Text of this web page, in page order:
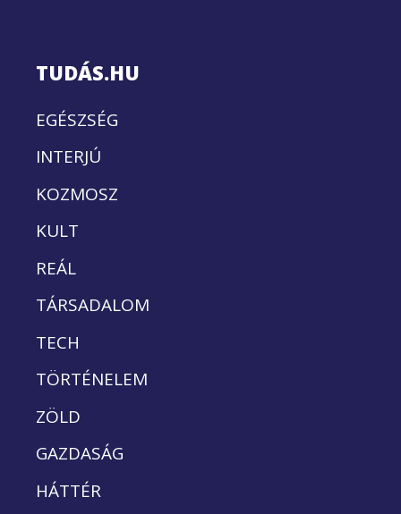
TUDÁS.HU
EGÉSZSÉG
INTERJÚ
KOZMOSZ
KULT
REÁL
TÁRSADALOM
TECH
TÖRTÉNELEM
ZÖLD
GAZDASÁG
HÁTTÉR